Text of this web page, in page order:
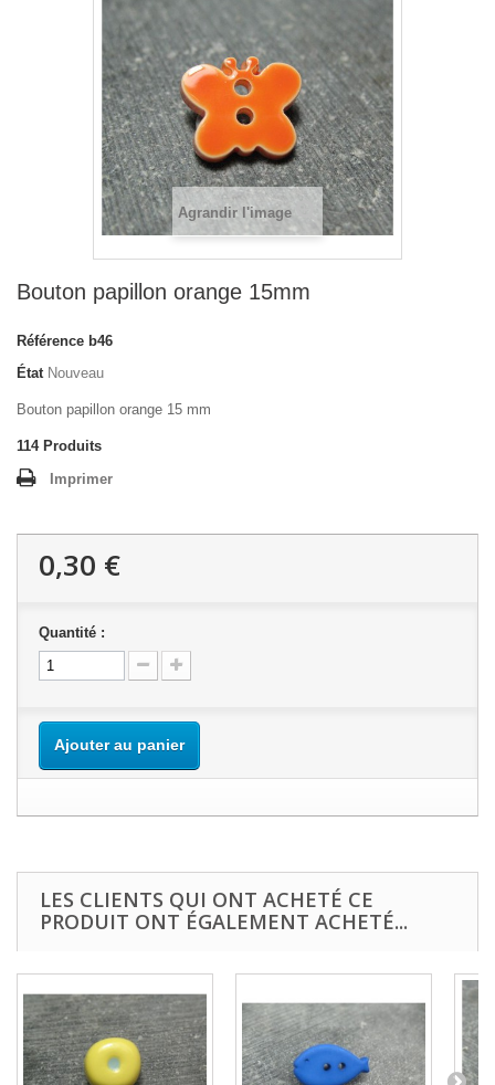
Agrandir l'image
Bouton papillon orange 15mm
Référence b46
État Nouveau
Bouton papillon orange 15 mm
114 Produits
Imprimer
0,30 €
Quantité :
Ajouter au panier
LES CLIENTS QUI ONT ACHETÉ CE
PRODUIT ONT ÉGALEMENT ACHETÉ...